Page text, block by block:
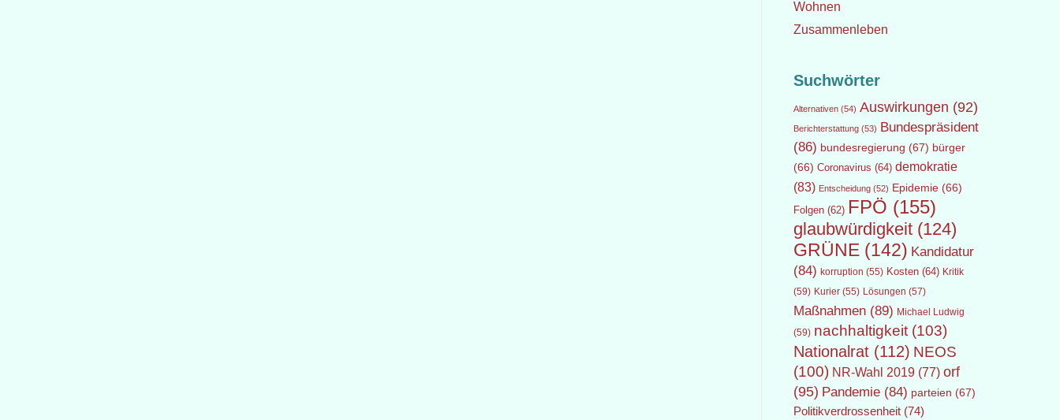
Wohnen
Zusammenleben
Suchwörter
Alternativen(54) Auswirkungen (92)
Berichterstattung(53) Bundespräsident
(86) bundesregierung (67) bürger
(66) Coronavirus (64) demokratie
(83) Entscheidung(52) Epidemie(66)
Folgen(62) FPÖ (155)
glaubwürdigkeit(124)
GRÜNE(142) Kandidatur
(84) korruption (55) Kosten(64) Kritik
(59) Kurier(55) Lösungen (57)
Maßnahmen(89) Michael Ludwig
(59) nachhaltigkeit(103)
Nationalrat(112) NEOS
(100) NR-Wahl 2019(77) orf
(95) Pandemie(84) parteien (67)
Politikverdrossenheit(74)